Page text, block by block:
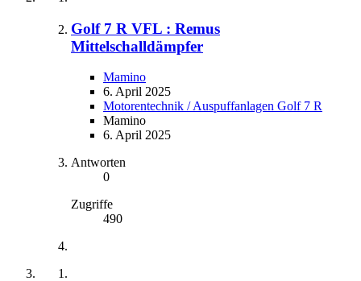
Golf 7 R VFL : Remus
Mittelschalldämpfer
Mamino
6. April 2025
Motorentechnik / Auspuffanlagen Golf 7 R
Mamino
6. April 2025
Antworten
0
Zugriffe
490